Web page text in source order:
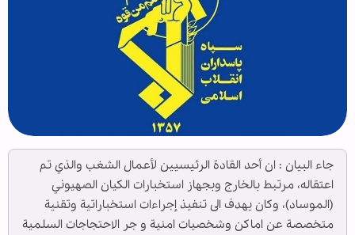
جاء البیان : ان أحد القادة الرئیسیین لأعمال الشغب والذي تم
اعتقاله، مرتبط بالخارج وبجهاز استخبارات الكيان الصهيوني
(الموساد)، وكان يهدف الى تنفيذ إجراءات استخباراتیة وتقنیة
متخصصة عن اماكن وشخصيات امنية و جر الاحتجاجات السلمية